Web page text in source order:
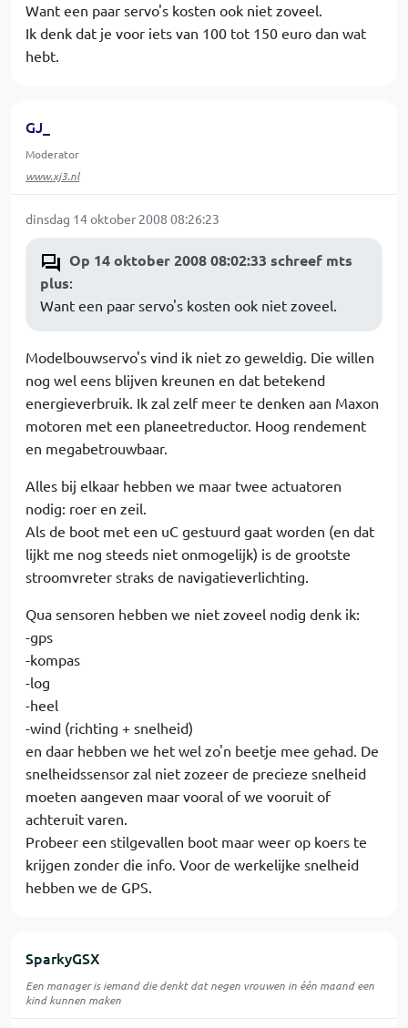
Want een paar servo's kosten ook niet zoveel.
Ik denk dat je voor iets van 100 tot 150 euro dan wat
hebt.
GJ_
Moderator
www.xj3.nl
dinsdag 14 oktober 2008 08:26:23
Op 14 oktober 2008 08:02:33 schreef mts
plus:
Want een paar servo's kosten ook niet zoveel.
Modelbouwservo's vind ik niet zo geweldig. Die willen
nog wel eens blijven kreunen en dat betekend
energieverbruik. Ik zal zelf meer te denken aan Maxon
motoren met een planeetreductor. Hoog rendement
en megabetrouwbaar.
Alles bij elkaar hebben we maar twee actuatoren
nodig: roer en zeil.
Als de boot met een uC gestuurd gaat worden (en dat
lijkt me nog steeds niet onmogelijk) is de grootste
stroomvreter straks de navigatieverlichting.
Qua sensoren hebben we niet zoveel nodig denk ik:
-gps
-kompas
-log
-heel
-wind (richting + snelheid)
en daar hebben we het wel zo'n beetje mee gehad. De
snelheidssensor zal niet zozeer de precieze snelheid
moeten aangeven maar vooral of we vooruit of
achteruit varen.
Probeer een stilgevallen boot maar weer op koers te
krijgen zonder die info. Voor de werkelijke snelheid
hebben we de GPS.
SparkyGSX
Een manager is iemand die denkt dat negen vrouwen in één maand een
kind kunnen maken